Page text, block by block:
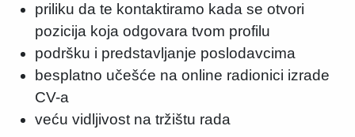
priliku da te kontaktiramo kada se otvori
pozicija koja odgovara tvom profilu
podršku i predstavljanje poslodavcima
besplatno učešće na online radionici izrade
CV-a
veću vidljivost na tržištu rada